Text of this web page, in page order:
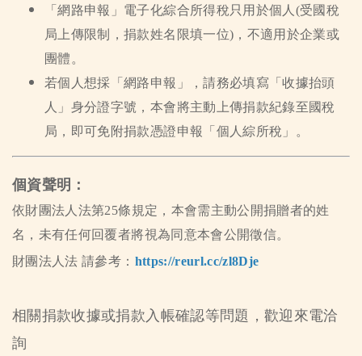
「網路申報」電子化綜合所得稅只用於個人(受國稅
局上傳限制，捐款姓名限填一位)，不適用於企業或
團體。
若個人想採「網路申報」，請務必填寫「收據抬頭
人」身分證字號，本會將主動上傳捐款紀錄至國稅
局，即可免附捐款憑證申報「個人綜所稅」。
個資聲明：
依財團法人法第25條規定，本會需主動公開捐贈者的姓
名，未有任何回覆者將視為同意本會公開徵信。
財團法人法 請參考： https://reurl.cc/zl8Dje
相關捐款收據或捐款入帳確認等問題，歡迎來電洽
詢